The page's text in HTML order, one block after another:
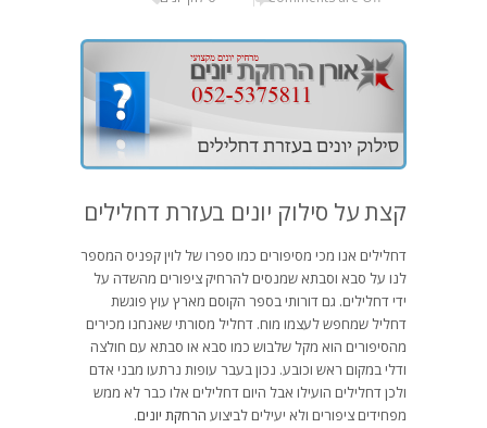
קצת על סילוק יונים בעזרת דחלילים
דחלילים אנו מכי מסיפורים כמו ספרו של לוין קפניס המספר
לנו על סבא וסבתא שמנסים להרחיק ציפורים מהשדה על
ידי דחלילים. גם דורותי בספר הקוסם מארץ עוץ פוגשת
דחליל שמחפש לעצמו מוח. דחליל מסורתי שאנחנו מכירים
מהסיפורים הוא מקל שלבוש כמו סבא או סבתא עם חולצה
ודלי במקום ראש וכובע. נכון בעבר עופות נרתעו מבני אדם
ולכן דחלילים הועילו אבל היום דחלילים אלו כבר לא ממש
מפחידים ציפורים ולא יעילים לביצוע הרחקת יונים.